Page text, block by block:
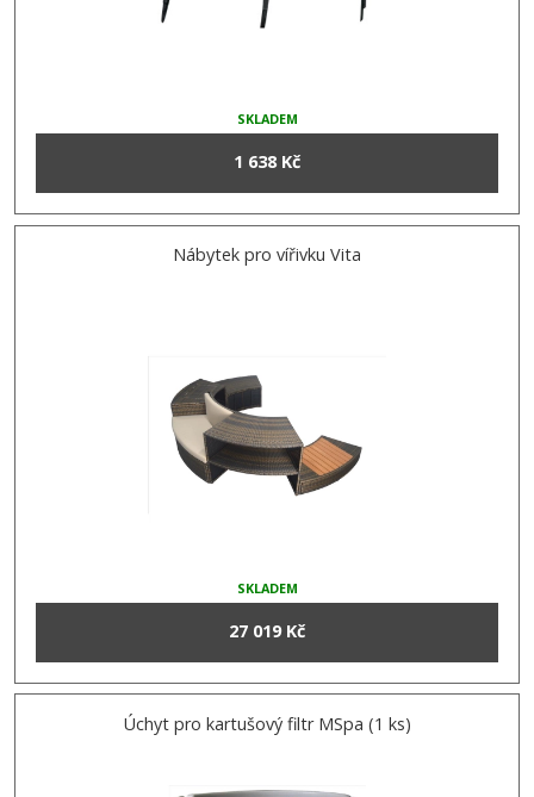
SKLADEM
1 638 Kč
Nábytek pro vířivku Vita
SKLADEM
27 019 Kč
Úchyt pro kartušový filtr MSpa (1 ks)